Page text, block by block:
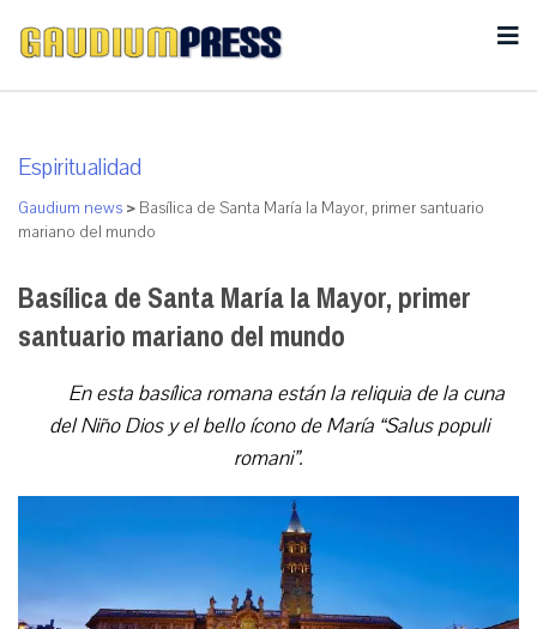
Espiritualidad
Gaudium news > Basílica de Santa María la Mayor, primer santuario
mariano del mundo
Basílica de Santa María la Mayor, primer
santuario mariano del mundo
En esta basílica romana están la reliquia de la cuna
del Niño Dios y el bello ícono de María “Salus populi
romani”.